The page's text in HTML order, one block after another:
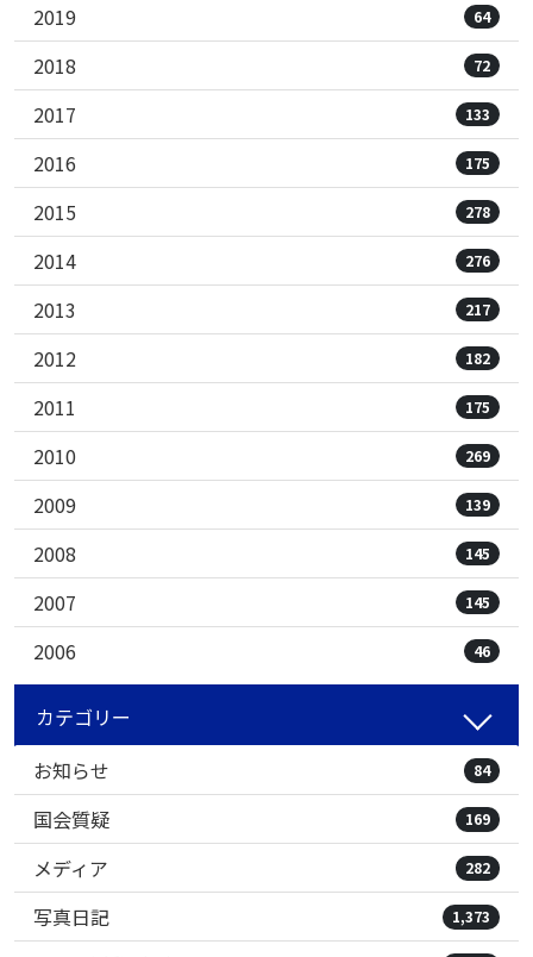
2019 64
2018 72
2017 133
2016 175
2015 278
2014 276
2013 217
2012 182
2011 175
2010 269
2009 139
2008 145
2007 145
2006 46
カテゴリー
お知らせ
84
国会質疑 169
メディア 282
写真日記 1,373